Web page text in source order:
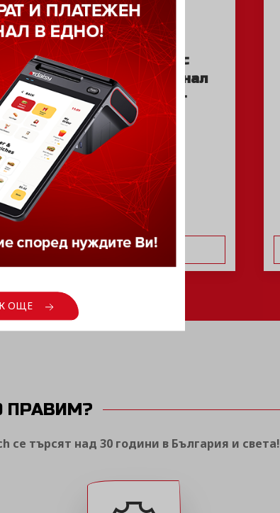
Касов апарат с
платежен терминал
Daisy SMART +
ВИЖ ОЩЕ
ПРАВИМ?
се търсят над 30 години в България и света!
ОЩЕ